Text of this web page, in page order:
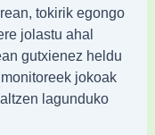
tokirik egongo
jolastu ahal
gutxienez heldu
jokoak
lagunduko